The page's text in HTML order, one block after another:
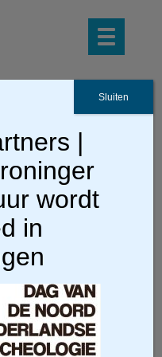
Giffen
|
wordt
in
Sluiten